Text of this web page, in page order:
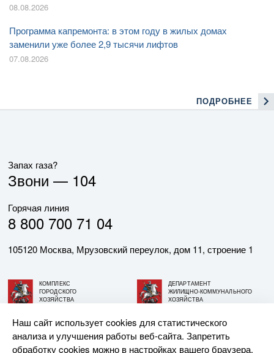
08.08.2026
Программа капремонта: в этом году в жилых домах
заменили уже более 2,9 тысячи лифтов
07.08.2026
ПОДРОБНЕЕ
Запах газа?
Звони — 104
Горячая линия
8 800 700 71 04
105120 Москва, Мрузовский переулок, дом 11, строение 1
КОМПЛЕКС
ГОРОДСКОГО
ХОЗЯЙСТВА
ДЕПАРТАМЕНТ
ЖИЛИЩНО-КОММУНАЛЬНОГО
ХОЗЯЙСТВА
© АО «МОСГАЗ», 2026. При использовании материалов
Наш сайт использует cookies для статистического
анализа и улучшения работы веб-сайта. Запретить
обработку cookies можно в настройках вашего браузера.